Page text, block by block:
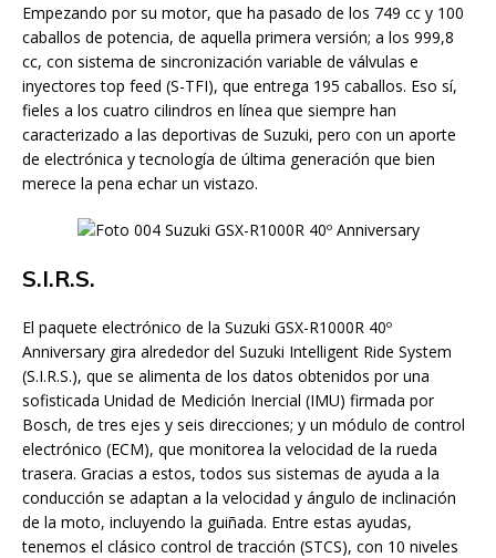
Empezando por su motor, que ha pasado de los 749 cc y 100
caballos de potencia, de aquella primera versión; a los 999,8
cc, con sistema de sincronización variable de válvulas e
inyectores top feed (S-TFI), que entrega 195 caballos. Eso sí,
fieles a los cuatro cilindros en línea que siempre han
caracterizado a las deportivas de Suzuki, pero con un aporte
de electrónica y tecnología de última generación que bien
merece la pena echar un vistazo.
S.I.R.S.
El paquete electrónico de la Suzuki GSX-R1000R 40º
Anniversary gira alrededor del Suzuki Intelligent Ride System
(S.I.R.S.), que se alimenta de los datos obtenidos por una
sofisticada Unidad de Medición Inercial (IMU) firmada por
Bosch, de tres ejes y seis direcciones; y un módulo de control
electrónico (ECM), que monitorea la velocidad de la rueda
trasera. Gracias a estos, todos sus sistemas de ayuda a la
conducción se adaptan a la velocidad y ángulo de inclinación
de la moto, incluyendo la guiñada. Entre estas ayudas,
tenemos el clásico control de tracción (STCS), con 10 niveles